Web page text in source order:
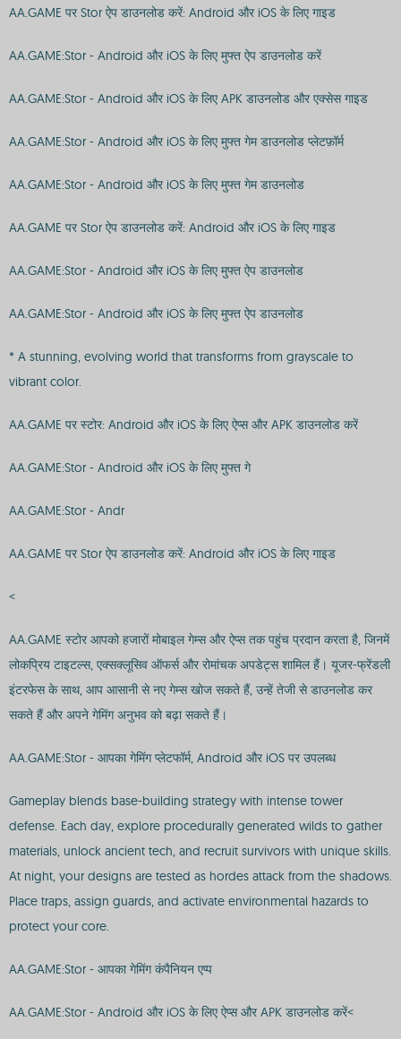
AA.GAME पर Stor ऐप डाउनलोड करें: Android और iOS के लिए गाइड
AA.GAME:Stor - Android और iOS के लिए मुफ्त ऐप डाउनलोड करें
AA.GAME:Stor - Android और iOS के लिए APK डाउनलोड और एक्सेस गाइड
AA.GAME:Stor - Android और iOS के लिए मुफ्त गेम डाउनलोड प्लेटफ़ॉर्म
AA.GAME:Stor - Android और iOS के लिए मुफ्त गेम डाउनलोड
AA.GAME पर Stor ऐप डाउनलोड करें: Android और iOS के लिए गाइड
AA.GAME:Stor - Android और iOS के लिए मुफ्त ऐप डाउनलोड
AA.GAME:Stor - Android और iOS के लिए मुफ्त ऐप डाउनलोड
* A stunning, evolving world that transforms from grayscale to
vibrant color.
AA.GAME पर स्टोर: Android और iOS के लिए ऐप्स और APK डाउनलोड करें
AA.GAME:Stor - Android और iOS के लिए मुफ्त गे
AA.GAME:Stor - Andr
AA.GAME पर Stor ऐप डाउनलोड करें: Android और iOS के लिए गाइड
<
AA.GAME स्टोर आपको हजारों मोबाइल गेम्स और ऐप्स तक पहुंच प्रदान करता है, जिनमें
लोकप्रिय टाइटल्स, एक्सक्लूसिव ऑफर्स और रोमांचक अपडेट्स शामिल हैं। यूजर-फ्रेंडली
इंटरफेस के साथ, आप आसानी से नए गेम्स खोज सकते हैं, उन्हें तेजी से डाउनलोड कर
सकते हैं और अपने गेमिंग अनुभव को बढ़ा सकते हैं।
AA.GAME:Stor - आपका गेमिंग प्लेटफॉर्म, Android और iOS पर उपलब्ध
Gameplay blends base-building strategy with intense tower
defense. Each day, explore procedurally generated wilds to gather
materials, unlock ancient tech, and recruit survivors with unique skills.
At night, your designs are tested as hordes attack from the shadows.
Place traps, assign guards, and activate environmental hazards to
protect your core.
AA.GAME:Stor - आपका गेमिंग कंपैनियन एप्प
AA.GAME:Stor - Android और iOS के लिए ऐप्स और APK डाउनलोड करें<